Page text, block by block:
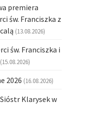
premiera
św. Franciszka z
(13.08.2026)
św. Franciszka i
(15.08.2026)
2026 (16.08.2026)
Klarysek w